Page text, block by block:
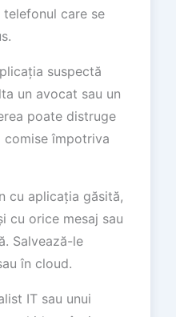
telefonul care se
suspectă
un avocat sau un
poate distruge
împotriva
cu aplicația găsită,
cu orice mesaj sau
Salvează-le
în cloud.
IT sau unui